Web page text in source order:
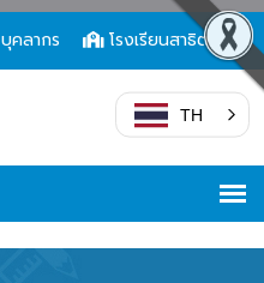
บุคลากร โรงเรียนสาธิต
TH